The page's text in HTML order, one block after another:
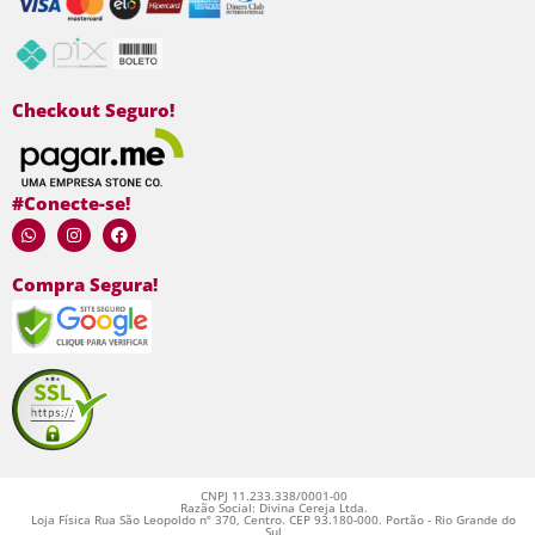
Checkout Seguro!
#Conecte-se!
Compra Segura!
CNPJ 11.233.338/0001-00
Razão Social: Divina Cereja Ltda.
Loja Física Rua São Leopoldo nº 370, Centro. CEP 93.180-000. Portão - Rio Grande do